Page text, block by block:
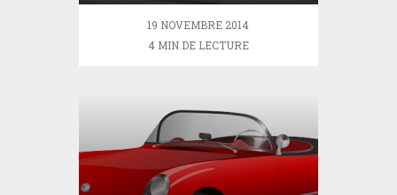
19 NOVEMBRE 2014
4 MIN DE LECTURE